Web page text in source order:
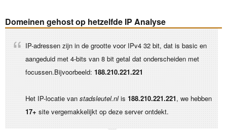
Domeinen gehost op hetzelfde IP Analyse
IP-adressen zijn in de grootte voor IPv4 32 bit, dat is basic en
aangeduid met 4-bits van 8 bit getal dat onderscheiden met
focussen.Bijvoorbeeld: 188.210.221.221
Het IP-locatie van stadsleutel.nlis 188.210.221.221, we hebben
17+ site vergemakkelijkt op deze server ontdekt.